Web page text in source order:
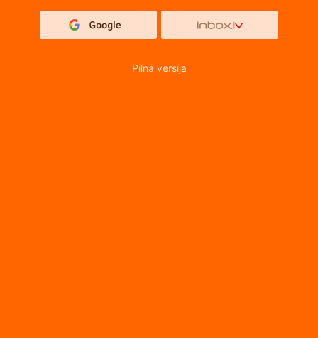
Pilnā versija